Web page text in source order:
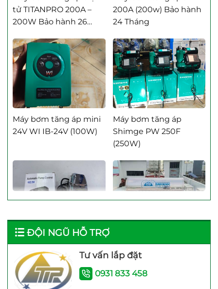
Máy Bơm Tăng Áp GIDROX
Máy Bơm Tăng Áp Mini
Máy Bơm Tăng Áp Rheken
Máy Bơm Tăng Áp Samico
Máy Bơm Tăng Áp Shimge
Máy Bơm Tăng Áp Techrumi
Máy Bơm Tăng Áp Taesung
Rơ Le Thông Minh Taesung
200W Bảo hành 26
Tháng
24 Tháng
Máy bơm tăng áp mini
24V WI IB-24V (100W)
Máy bơm tăng áp
Shimge PW 250F
(250W)
Rơ le điện tử Adelino
PS-01B Rơ le thông
minh cho máy bơm
Trời Bình Minh 120 Lít
bảo hành 4 năm
ĐỘI NGŨ HỖ TRỢ
Tư vấn lắp đặt
0931 833 458